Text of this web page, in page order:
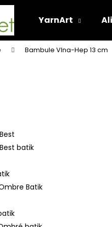
YarnArt
Bambule Vlna-Hep 13 cm
batik
Batik